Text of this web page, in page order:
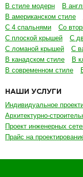
В стиле модерн
В
В американском стиле
С 4 спальнями
Со
С плоской крышей
С
С ломаной крышей
С
В канадском стиле
В
В современном стиле
НАШИ УСЛУГИ
Индивидуальное
Архитектурно-
Проект инженерных
Прайс на